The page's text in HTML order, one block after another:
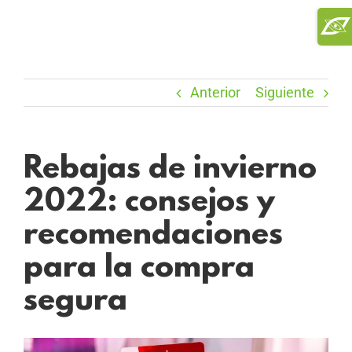
Anterior Siguiente
Rebajas de invierno
2022: consejos y
recomendaciones
para la compra
segura
Ver
Area